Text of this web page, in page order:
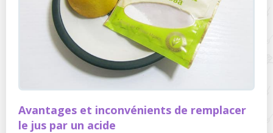
Avantages et inconvénients de remplacer
le jus par un acide